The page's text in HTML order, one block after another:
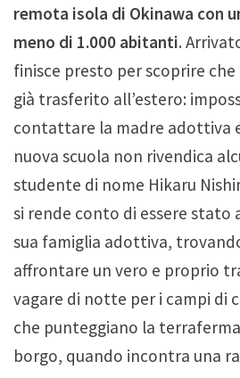
remota isola di Okinawa con
meno di 1.000 abitanti.
finisce presto per scoprire
già trasferito all’estero:
contattare la madre adottiva
nuova scuola non rivendica
studente di nome Hikaru
si rende conto di essere
sua famiglia adottiva,
affrontare un vero e proprio
vagare di notte per i campi di
che punteggiano la
borgo, quando incontra una